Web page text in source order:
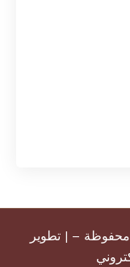
تطوير